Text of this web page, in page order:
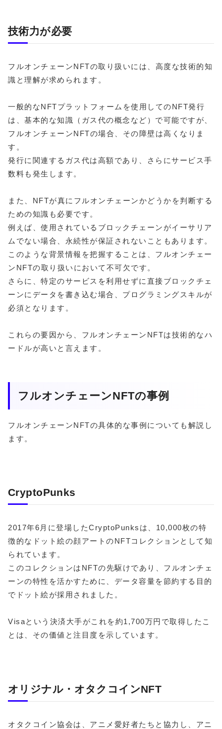
技術力が必要
フルオンチェーンNFTの取り扱いには、高度な技術的知
識と理解が求められます。
一般的なNFTプラットフォームを使用してのNFT発行
は、基本的な知識（ガス代の概念など）で可能ですが、
フルオンチェーンNFTの場合、その障壁は高くなりま
す。
発行に関連するガス代は高額であり、さらにサービス手
数料も発生します。
また、NFTが真にフルオンチェーンかどうかを判断する
ための知識も必要です。
例えば、使用されているブロックチェーンがイーサリア
ムでない場合、永続性が保証されないこともあります。
このような背景情報を把握することは、フルオンチェー
ンNFTの取り扱いにおいて不可欠です。
さらに、特定のサービスを利用せずに直接ブロックチェ
ーンにデータを書き込む場合、プログラミングスキルが
必須となります。
これらの要因から、フルオンチェーンNFTは技術的なハ
ードルが高いと言えます。
フルオンチェーンNFTの事例
フルオンチェーンNFTの具体的な事例についても解説し
ます。
CryptoPunks
2017年6月に登場したCryptoPunksは、10,000枚の特
徴的なドット絵の顔アートのNFTコレクションとして知
られています。
このコレクションはNFTの先駆けであり、フルオンチェ
ーンの特性を活かすために、データ容量を節約する目的
でドット絵が採用されました。
Visaという決済大手がこれを約1,700万円で取得したこ
とは、その価値と注目度を示しています。
オリジナル・オタクコインNFT
オタクコイン協会は、アニメ愛好者たちと協力し、アニ